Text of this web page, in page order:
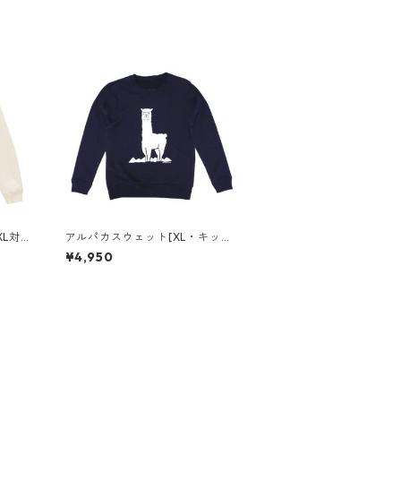
対
アルパカスウェット[XL・キッズ
対応]
¥4,950